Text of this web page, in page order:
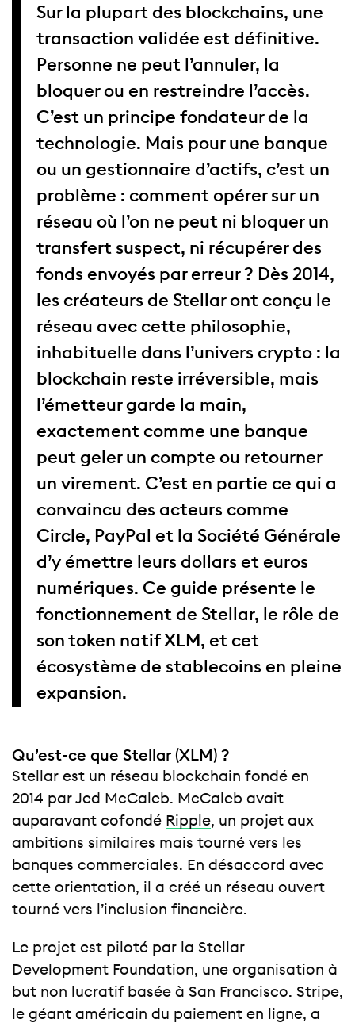
Sur la plupart des blockchains, une
transaction validée est définitive.
Personne ne peut l’annuler, la
bloquer ou en restreindre l’accès.
C’est un principe fondateur de la
technologie. Mais pour une banque
ou un gestionnaire d’actifs, c’est un
problème : comment opérer sur un
réseau où l’on ne peut ni bloquer un
transfert suspect, ni récupérer des
fonds envoyés par erreur ? Dès 2014,
les créateurs de Stellar ont conçu le
réseau avec cette philosophie,
inhabituelle dans l’univers crypto : la
blockchain reste irréversible, mais
l’émetteur garde la main,
exactement comme une banque
peut geler un compte ou retourner
un virement. C’est en partie ce qui a
convaincu des acteurs comme
Circle, PayPal et la Société Générale
d’y émettre leurs dollars et euros
numériques. Ce guide présente le
fonctionnement de Stellar, le rôle de
son token natif XLM, et cet
écosystème de stablecoins en pleine
expansion.
Qu’est-ce que Stellar (XLM) ?
Stellar est un réseau blockchain fondé en
2014 par Jed McCaleb. McCaleb avait
auparavant cofondé Ripple, un projet aux
ambitions similaires mais tourné vers les
banques commerciales. En désaccord avec
cette orientation, il a créé un réseau ouvert
tourné vers l’inclusion financière.
Le projet est piloté par la Stellar
Development Foundation, une organisation à
but non lucratif basée à San Francisco. Stripe,
le géant américain du paiement en ligne, a